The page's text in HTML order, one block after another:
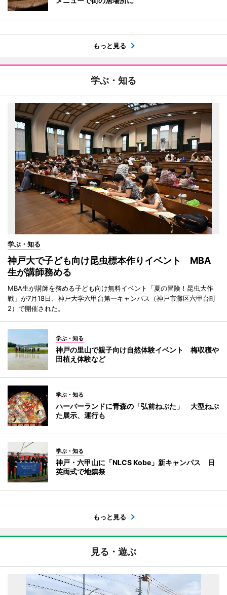
もっと見る
学ぶ・知る
学ぶ・知る
神戸大で子ども向け昆虫標本作りイベント MBA
生が講師務める
MBA生が講師を務める子ども向け無料イベント「夏の冒険！昆虫大作
戦」が7月18日、神戸大学六甲台第一キャンパス（神戸市灘区六甲台町
2）で開催された。
学ぶ・知る
神戸の里山で親子向け自然体験イベント 梅収穫や
田植え体験など
学ぶ・知る
ハーバーランドに青森の「弘前ねぷた」 大型ねぷ
た展示、運行も
学ぶ・知る
神戸・六甲山に「NLCS Kobe」新キャンパス 日
英両式で地鎮祭
もっと見る
見る・遊ぶ